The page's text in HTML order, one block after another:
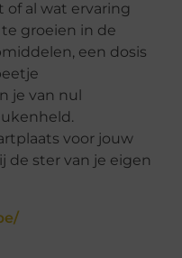
al wat ervaring
groeien in de
een dosis
je van nul
voor jouw
de ster van je eigen